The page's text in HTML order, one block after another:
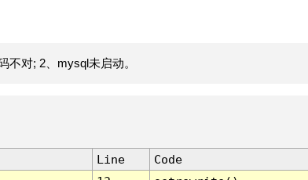
不对; 2、mysql未启动。
Line
Code